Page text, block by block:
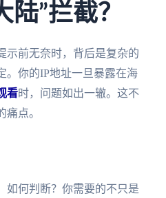
”拦截？
示前无奈时，背后是复杂的
。你的IP地址一旦暴露在海
看时，问题如出一辙。这不
点。
如何判断？你需要的不只是